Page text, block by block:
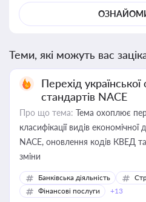
Теми, які можуть вас
Перехід
стандартів NACE
Про що тема: Тема охоплює
класифікації видів економічної
NACE, оновлення кодів КВЕД
зміни
Банківська діяльність
Фінансові послуги
+13